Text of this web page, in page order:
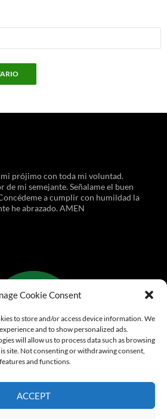
Cookie Consent
to store and/or access device information. We
and to show personalized ads.
will allow us to process data such as browsing
site. Not consenting or withdrawing consent,
and functions.
ACCEPT
mi prójimo con toda mi voluntad.
de mi semejante. Señalame el buen
a cumplir con humildad la
he abrazado. AMEN